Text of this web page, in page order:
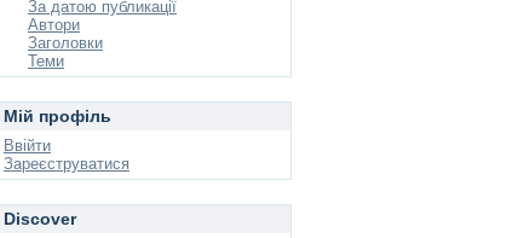
За датою публикації
Автори
Заголовки
Теми
Мій профіль
Ввійти
Зареєструватися
Discover